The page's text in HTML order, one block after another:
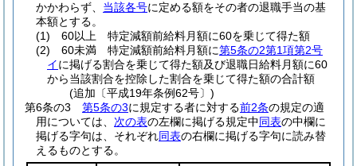
かかわらず、 当該各号に定める額をその者の退職手当の基
本額とする。
(1)
60以上 特定減額前給料月額に60を乗じて得た額
(2)
60未満 特定減額前給料月額に第5条の2第1項第2号
イに掲げる割合を乗じて得た額及び退職日給料月額に60
から当該割合を控除した割合を乗じて得た額の合計額
(追加〔平成19年条例62号〕)
第6条の3
第5条の3に規定する者に対する前2条の規定の適
用については、 次の表の左欄に掲げる規定中同表の中欄に
掲げる字句は、それぞれ同表の右欄に掲げる字句に読み替
えるものとする。